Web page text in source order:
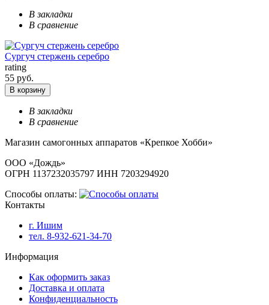
В закладки
В сравнение
Сургуч стержень серебро
rating
55 руб.
В корзину
В закладки
В сравнение
Магазин самогонных аппаратов «Крепкое Хобби»
ООО «Дождь»
ОГРН 1137232035797 ИНН 7203294920
Способы оплаты:
Контакты
г. Ишим
тел. 8-932-621-34-70
Информация
Как оформить заказ
Доставка и оплата
Конфиденциальность